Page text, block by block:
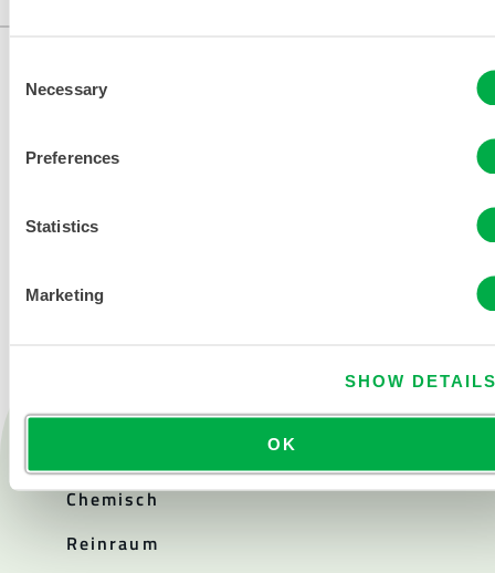
Selection
Necessary
Preferences
Statistics
Marketing
SHOW
OK
Chemisch
Reinraum